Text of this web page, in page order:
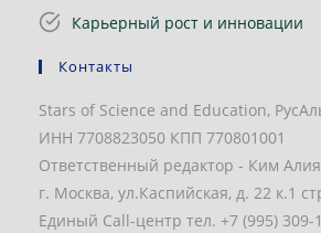
Карьерный рост и инновации
Контакты
Stars of Science and Education,
ИНН 7708823050 КПП 770801001
Ответственный редактор - Ким
г. Москва, ул.Каспийская, д. 22 к.1
Единый Call-центр тел. +7 (995) 309-